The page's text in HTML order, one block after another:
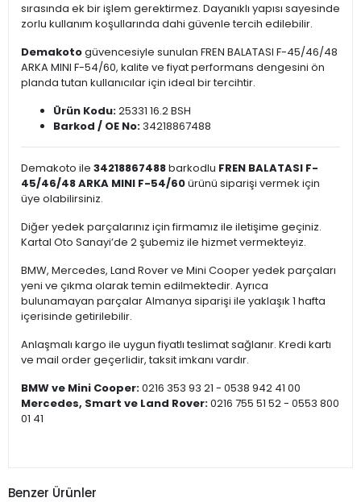
sırasında ek bir işlem gerektirmez. Dayanıklı yapısı sayesinde
zorlu kullanım koşullarında dahi güvenle tercih edilebilir.
Demakotogüvencesiyle sunulan FREN BALATASI F-45/46/48
ARKA MINI F-54/60, kalite ve fiyat performans dengesini ön
planda tutan kullanıcılar için ideal bir tercihtir.
Ürün Kodu:25331 16.2 BSH
Barkod / OE No:34218867488
Demakoto ile 34218867488barkodlu FREN BALATASI F-
45/46/48 ARKA MINI F-54/60ürünü siparişi vermek için
üye olabilirsiniz.
Diğer yedek parçalarınız için firmamız ile iletişime geçiniz.
Kartal Oto Sanayi’de 2 şubemiz ile hizmet vermekteyiz.
BMW, Mercedes, Land Rover ve Mini Cooper yedek parçaları
yeni ve çıkma olarak temin edilmektedir. Ayrıca
bulunamayan parçalar Almanya siparişi ile yaklaşık 1 hafta
içerisinde getirilebilir.
Anlaşmalı kargo ile uygun fiyatlı teslimat sağlanır. Kredi kartı
ve mail order geçerlidir, taksit imkanı vardır.
BMW ve Mini Cooper:0216 353 93 21 - 0538 942 41 00
Mercedes, Smart ve Land Rover:0216 755 51 52 - 0553 800
01 41
Benzer Ürünler